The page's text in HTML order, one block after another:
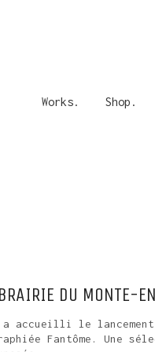
Works. Shop.
DU MONTE-
accueilli le
Fantôme. Une